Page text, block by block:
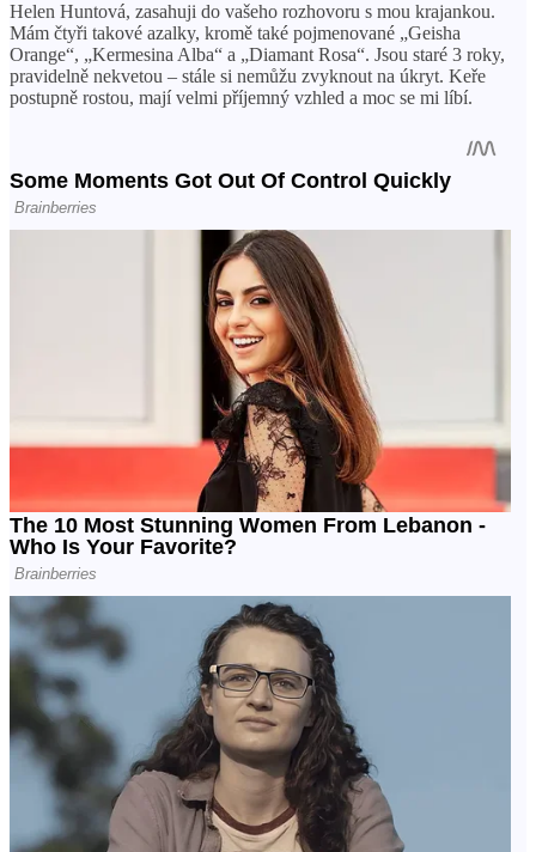
Helen Huntová, zasahuji do vašeho rozhovoru s mou krajankou.
Mám čtyři takové azalky, kromě také pojmenované „Geisha
Orange“, „Kermesina Alba“ a „Diamant Rosa“. Jsou staré 3 roky,
pravidelně nekvetou – stále si nemůžu zvyknout na úkryt. Keře
postupně rostou, mají velmi příjemný vzhled a moc se mi líbí.